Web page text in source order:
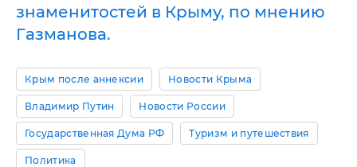
знаменитостей в Крыму, по мнению
Газманова.
Крым после аннексии Новости Крыма
Владимир Путин Новости России
Государственная Дума РФ Туризм и путешествия
Политика